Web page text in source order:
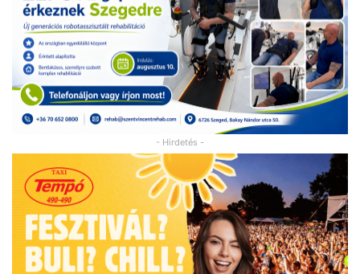
- Hirdetés -